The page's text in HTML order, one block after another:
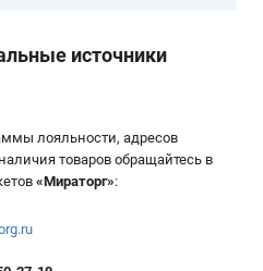
источники
лояльности, адресов
товаров обращайтесь в
«Мираторг»: